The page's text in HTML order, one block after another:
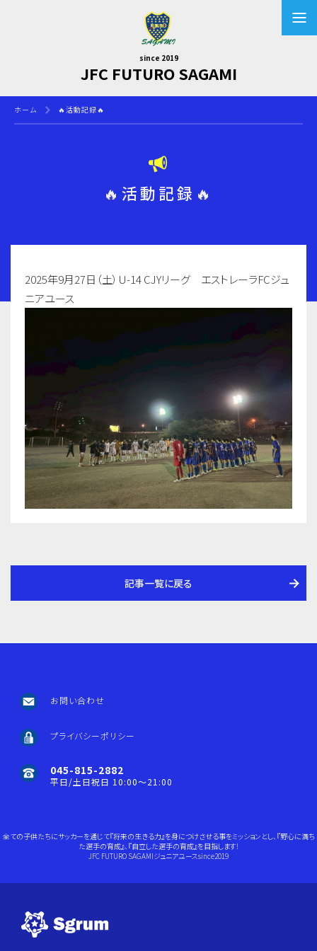
since 2019
JFC FUTURO SAGAMI
ホーム 🔥活動記録🔥
🔥活動記録🔥
2025年9月27日（土）U-14 CJYリーグ エストレーラFCジュ
ニアユース
記事一覧に戻る
お問い合わせ
プライバシーポリシー
045-815-2882
平日/土日祝日 10:00～21:00
全ての子供たちにサッカーを通じて『将来の生きる力』を身につけさせる事をミッションとし、『野心に満ち
た選手の育成』、『自立した選手の育成』を目指します!
JFC FUTURO SAGAMIジュニアユースsince2019